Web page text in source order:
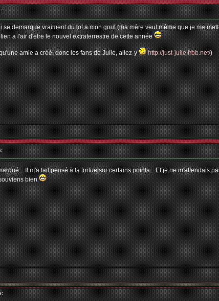
demarque vraiment du lot a mon gout (ma mère veut même que je me
a l'air d'etre le nouvel extraterrestre de cette année
amie a créé, donc les fans de Julie, allez-y http://just-julie.frbb.net/)
Il m'a fait pensé à la tortue sur certains points... Et je ne m'attendais
bien